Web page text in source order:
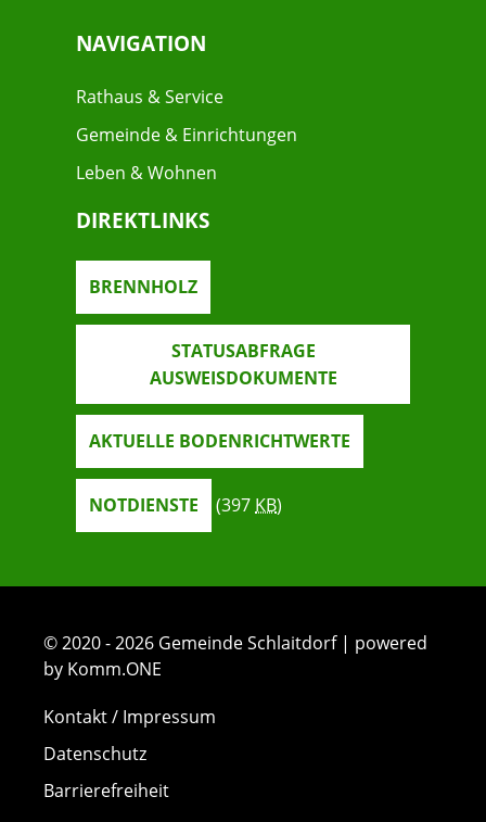
NAVIGATION
Rathaus & Service
Gemeinde & Einrichtungen
Leben & Wohnen
DIREKTLINKS
BRENNHOLZ
STATUSABFRAGE
AUSWEISDOKUMENTE
AKTUELLE BODENRICHTWERTE
NOTDIENSTE (397 KB)
© 2020 - 2026 Gemeinde Schlaitdorf | powered
by Komm.ONE
Kontakt / Impressum
Datenschutz
Barrierefreiheit